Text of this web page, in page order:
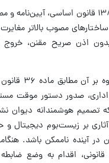
وی افزود: مطابق اصل ۱۳۸ قانون اساسی،
مصوب بالاتر مغایرت
بدون اذن صریح مقنن،
محمدی ادامه
صدور دستور موقت
تصمیم هوشمندانه دیوان
بر زیست‌بوم دیجیتال و
در آینده ناممکن باشد.
اقدام به وضع